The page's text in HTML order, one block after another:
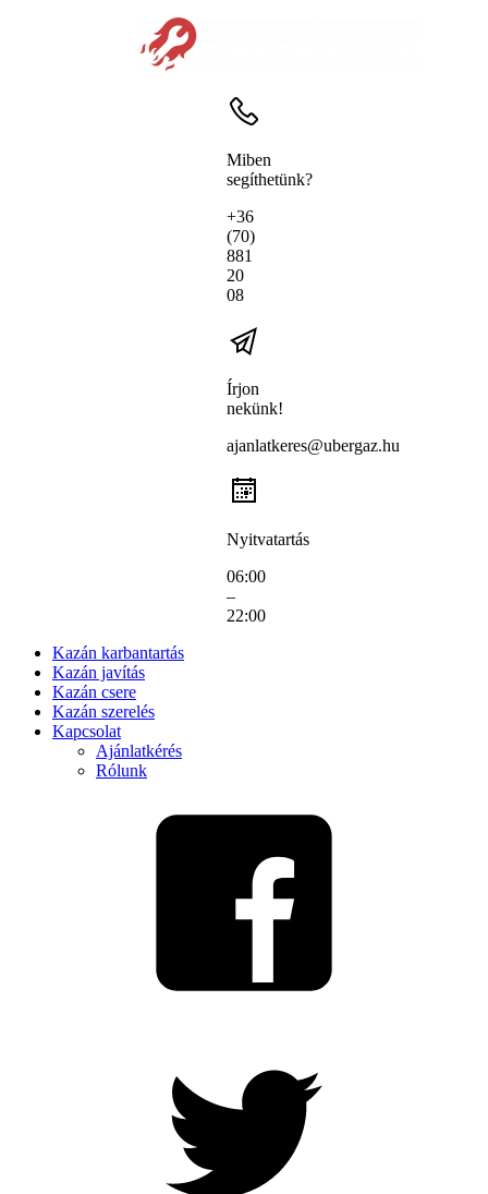
Miben
segíthetünk?
+36
(70)
881
20
08
Írjon
nekünk!
ajanlatkeres@ubergaz.hu
Nyitvatartás
06:00
–
22:00
Kazán karbantartás
Kazán javítás
Kazán csere
Kazán szerelés
Kapcsolat
Ajánlatkérés
Rólunk